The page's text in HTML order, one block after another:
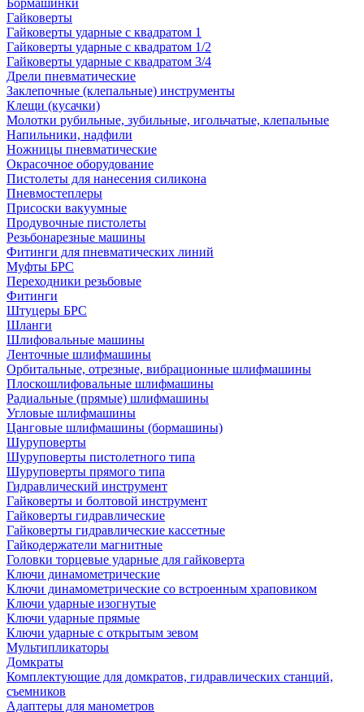
Бормашинки
Гайковерты
Гайковерты ударные с квадратом 1
Гайковерты ударные с квадратом 1/2
Гайковерты ударные с квадратом 3/4
Дрели пневматические
Заклепочные (клепальные) инструменты
Клещи (кусачки)
Молотки рубильные, зубильные, игольчатые, клепальные
Напильники, надфили
Ножницы пневматические
Окрасочное оборудование
Пистолеты для нанесения силикона
Пневмостеплеры
Присоски вакуумные
Продувочные пистолеты
Резьбонарезные машины
Фитинги для пневматических линий
Муфты БРС
Переходники резьбовые
Фитинги
Штуцеры БРС
Шланги
Шлифовальные машины
Ленточные шлифмашины
Орбитальные, отрезные, вибрационные шлифмашины
Плоскошлифовальные шлифмашины
Радиальные (прямые) шлифмашины
Угловые шлифмашины
Цанговые шлифмашины (бормашины)
Шуруповерты
Шуруповерты пистолетного типа
Шуруповерты прямого типа
Гидравлический инструмент
Гайковерты и болтовой инструмент
Гайковерты гидравлические
Гайковерты гидравлические кассетные
Гайкодержатели магнитные
Головки торцевые ударные для гайковерта
Ключи динамометрические
Ключи динамометрические со встроенным храповиком
Ключи ударные изогнутые
Ключи ударные прямые
Ключи ударные с открытым зевом
Мультипликаторы
Домкраты
Комплектующие для домкратов, гидравлических станций,
съемников
Адаптеры для манометров